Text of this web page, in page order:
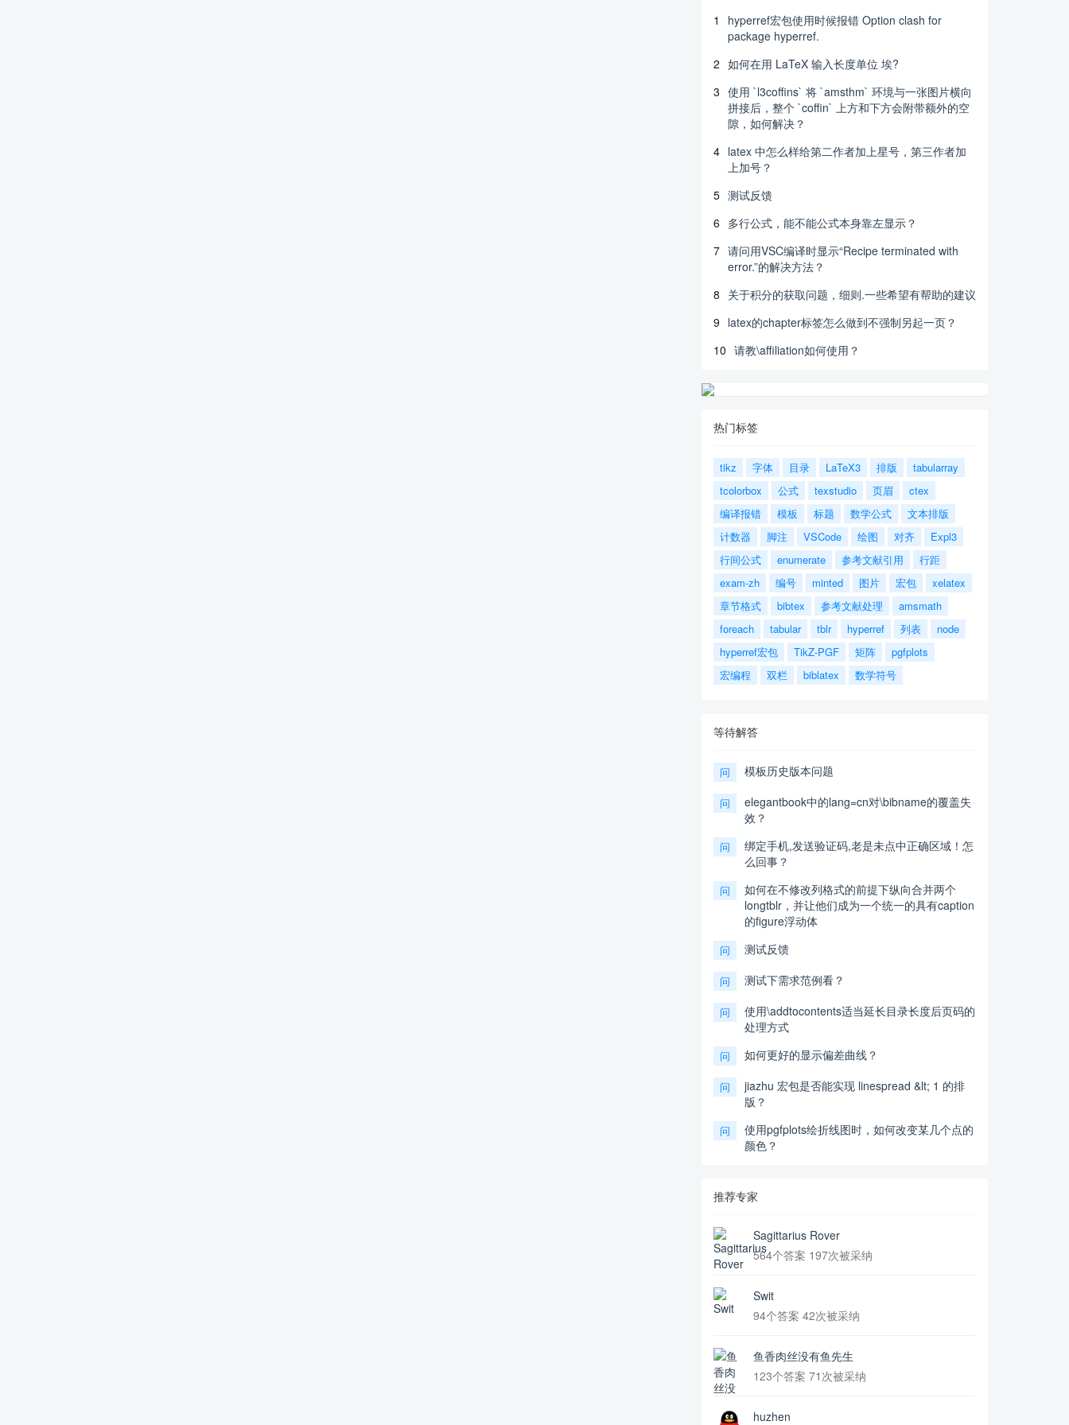
1
hyperref宏包使用时候报错 Option clash for
package hyperref.
2 如何在用 LaTeX 输入长度单位 埃?
3 使用 `l3coffins` 将 `amsthm` 环境与一张图片横向
拼接后，整个 `coffin` 上方和下方会附带额外的空
隙，如何解决？
4 latex 中怎么样给第二作者加上星号，第三作者加
上加号？
5 测试反馈
6 多行公式，能不能公式本身靠左显示？
7 请问用VSC编译时显示“Recipe terminated with
error.”的解决方法？
8 关于积分的获取问题，细则.一些希望有帮助的建议
9 latex的chapter标签怎么做到不强制另起一页？
10 请教\affiliation如何使用？
热门标签
tikz 字体 目录 LaTeX3 排版
tabularray
tcolorbox
公式 texstudio 页眉
ctex
编译报错
模板 标题 数学公式
文本排版
计数器
脚注 VSCode 绘图 对齐
Expl3
行间公式
enumerate 参考文献引用
行距
exam-zh
编号 minted 图片 宏包
xelatex
章节格式
bibtex 参考文献处理
amsmath
foreach
tabular tblr hyperref 列表
node
hyperref宏包
TikZ-PGF 矩阵
pgfplots
宏编程
双栏 biblatex 数学符号
等待解答
问 模板历史版本问题
问
elegantbook中的lang=cn对\bibname的覆盖失
效？
问
绑定手机,发送验证码,老是未点中正确区域！怎
么回事？
问
如何在不修改列格式的前提下纵向合并两个
longtblr，并让他们成为一个统一的具有caption
的figure浮动体
问 测试反馈
问 测试下需求范例看？
问
使用\addtocontents适当延长目录长度后页码的
处理方式
问 如何更好的显示偏差曲线？
问
jiazhu 宏包是否能实现 linespread &lt; 1 的排
版？
问
使用pgfplots绘折线图时，如何改变某几个点的
颜色？
推荐专家
Sagittarius Rover
564个答案 197次被采纳
Swit
94个答案 42次被采纳
鱼香肉丝没有鱼先生
123个答案 71次被采纳
huzhen